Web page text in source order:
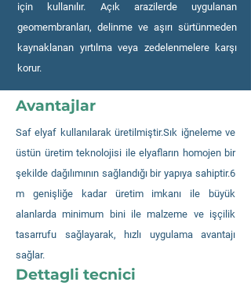
için kullanılır. Açık arazilerde uygulanan
geomembranları, delinme ve aşırı sürtünmeden
kaynaklanan yırtılma veya zedelenmelere karşı
korur.
Avantajlar
Saf elyaf kullanılarak üretilmiştir.Sık iğneleme ve
üstün üretim teknolojisi ile elyafların homojen bir
şekilde dağılımının sağlandığı bir yapıya sahiptir.6
m genişliğe kadar üretim imkanı ile büyük
alanlarda minimum bini ile malzeme ve işçilik
tasarrufu sağlayarak, hızlı uygulama avantajı
sağlar.
Dettagli tecnici